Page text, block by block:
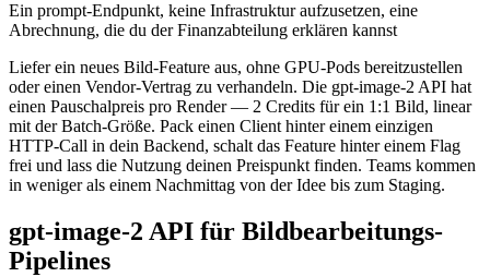
Ein prompt-Endpunkt, keine Infrastruktur aufzusetzen, eine
Abrechnung, die du der Finanzabteilung erklären kannst
Liefer ein neues Bild-Feature aus, ohne GPU-Pods bereitzustellen
oder einen Vendor-Vertrag zu verhandeln. Die gpt-image-2 API hat
einen Pauschalpreis pro Render — 2 Credits für ein 1:1 Bild, linear
mit der Batch-Größe. Pack einen Client hinter einem einzigen
HTTP-Call in dein Backend, schalt das Feature hinter einem Flag
frei und lass die Nutzung deinen Preispunkt finden. Teams kommen
in weniger als einem Nachmittag von der Idee bis zum Staging.
gpt-image-2 API für Bildbearbeitungs-
Pipelines